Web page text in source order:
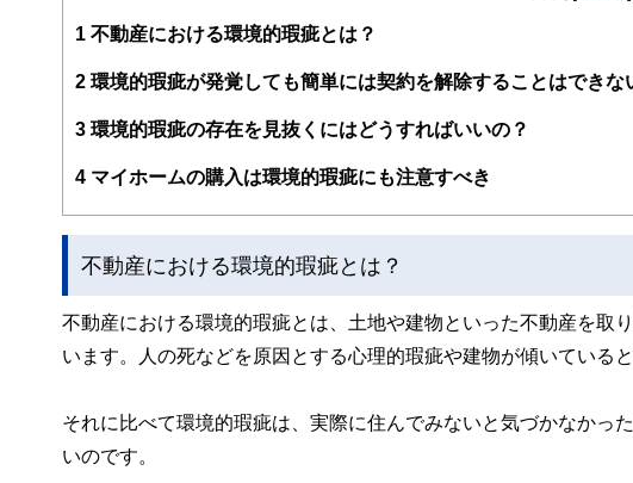
1 不動産における環境的瑕疵とは？
2 環境的瑕疵が発覚しても簡単には契約を解除することはできな
3 環境的瑕疵の存在を見抜くにはどうすればいいの？
4 マイホームの購入は環境的瑕疵にも注意すべき
不動産における環境的瑕疵とは？
不動産における環境的瑕疵とは、土地や建物といった不動産を取
います。人の死などを原因とする心理的瑕疵や建物が傾いている
それに比べて環境的瑕疵は、実際に住んでみないと気づかなかっ
いのです。